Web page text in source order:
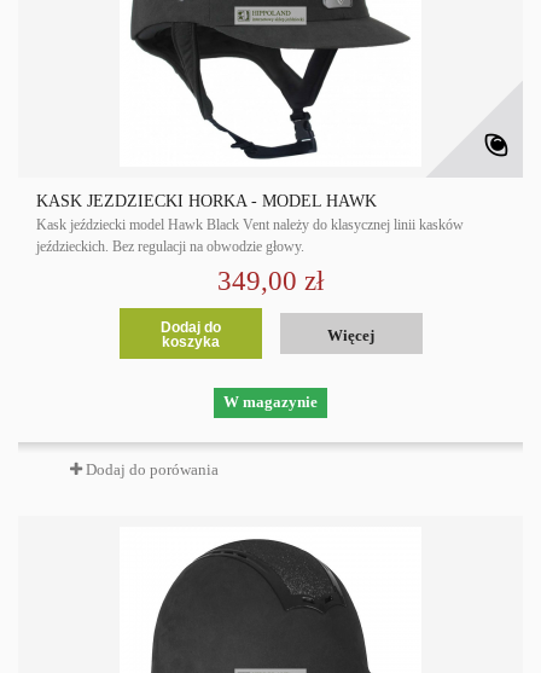
KASK JEŹDZIECKI HORKA - MODEL HAWK
Kask jeździecki model Hawk Black Vent należy do klasycznej linii kasków
jeździeckich. Bez regulacji na obwodzie głowy.
349,00 zł
Dodaj do
koszyka
Więcej
W magazynie
Dodaj do porówania